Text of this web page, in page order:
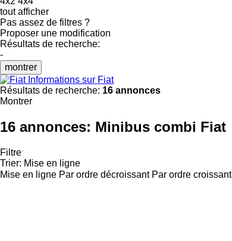
tout afficher
Pas assez de filtres ?
Proposer une modification
Résultats de recherche:
-
montrer
Informations sur Fiat
Résultats de recherche: 16 annonces
Montrer
16 annonces: Minibus combi Fiat
Filtre
Trier: Mise en ligne
Mise en ligne Par ordre décroissant Par ordre croissant